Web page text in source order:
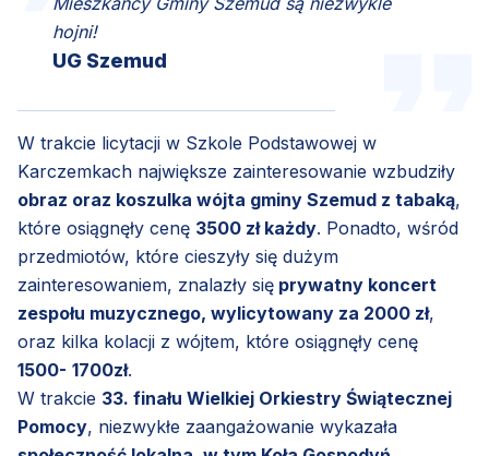
hojni!
UG Szemud
W trakcie licytacji w Szkole Podstawowej w
Karczemkach największe zainteresowanie wzbudziły
obraz oraz koszulka wójta gminy Szemud z tabaką,
które osiągnęły cenę 3500 zł każdy. Ponadto, wśród
przedmiotów, które cieszyły się dużym
zainteresowaniem, znalazły się prywatny koncert
zespołu muzycznego, wylicytowany za 2000 zł,
oraz kilka kolacji z wójtem, które osiągnęły cenę
1500- 1700zł.
W trakcie 33. finału Wielkiej Orkiestry Świątecznej
Pomocy, niezwykłe zaangażowanie wykazała